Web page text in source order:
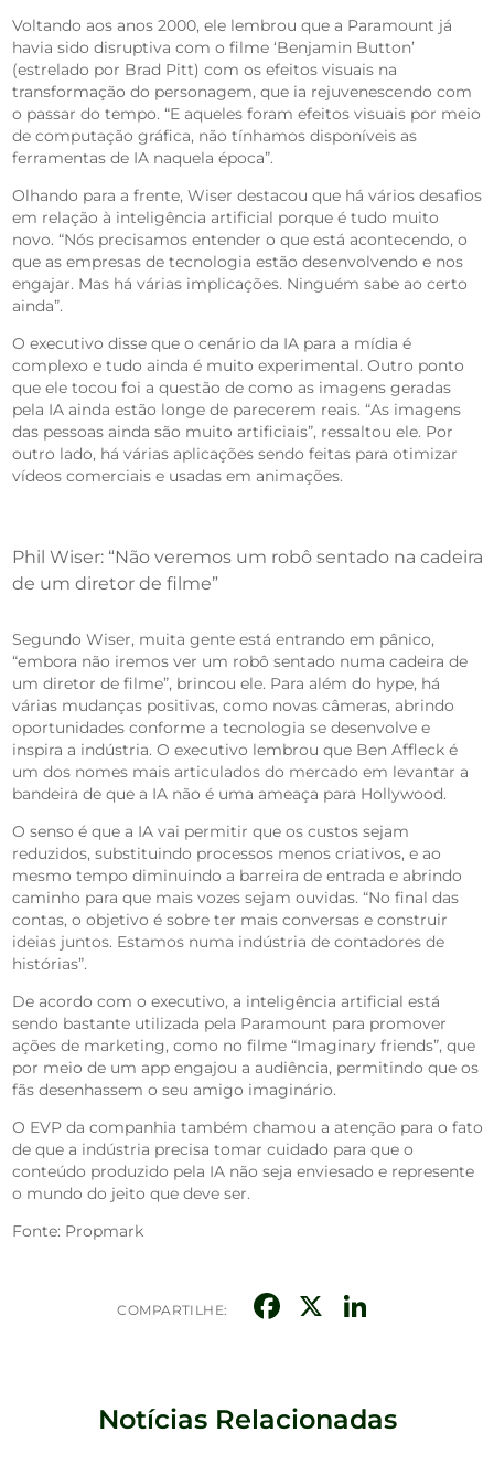
Voltando aos anos 2000, ele lembrou que a Paramount já
havia sido disruptiva com o filme ‘Benjamin Button’
(estrelado por Brad Pitt) com os efeitos visuais na
transformação do personagem, que ia rejuvenescendo com
o passar do tempo. “E aqueles foram efeitos visuais por meio
de computação gráfica, não tínhamos disponíveis as
ferramentas de IA naquela época”.
Olhando para a frente, Wiser destacou que há vários desafios
em relação à inteligência artificial porque é tudo muito
novo. “Nós precisamos entender o que está acontecendo, o
que as empresas de tecnologia estão desenvolvendo e nos
engajar. Mas há várias implicações. Ninguém sabe ao certo
ainda”.
O executivo disse que o cenário da IA para a mídia é
complexo e tudo ainda é muito experimental. Outro ponto
que ele tocou foi a questão de como as imagens geradas
pela IA ainda estão longe de parecerem reais. “As imagens
das pessoas ainda são muito artificiais”, ressaltou ele. Por
outro lado, há várias aplicações sendo feitas para otimizar
vídeos comerciais e usadas em animações.
Phil Wiser: “Não veremos um robô sentado na cadeira
de um diretor de filme”
Segundo Wiser, muita gente está entrando em pânico,
“embora não iremos ver um robô sentado numa cadeira de
um diretor de filme”, brincou ele. Para além do hype, há
várias mudanças positivas, como novas câmeras, abrindo
oportunidades conforme a tecnologia se desenvolve e
inspira a indústria. O executivo lembrou que Ben Affleck é
um dos nomes mais articulados do mercado em levantar a
bandeira de que a IA não é uma ameaça para Hollywood.
O senso é que a IA vai permitir que os custos sejam
reduzidos, substituindo processos menos criativos, e ao
mesmo tempo diminuindo a barreira de entrada e abrindo
caminho para que mais vozes sejam ouvidas. “No final das
contas, o objetivo é sobre ter mais conversas e construir
ideias juntos. Estamos numa indústria de contadores de
histórias”.
De acordo com o executivo, a inteligência artificial está
sendo bastante utilizada pela Paramount para promover
ações de marketing, como no filme “Imaginary friends”, que
por meio de um app engajou a audiência, permitindo que os
fãs desenhassem o seu amigo imaginário.
O EVP da companhia também chamou a atenção para o fato
de que a indústria precisa tomar cuidado para que o
conteúdo produzido pela IA não seja enviesado e represente
o mundo do jeito que deve ser.
Fonte: Propmark
COMPARTILHE: Facebook
X
Notícias Relacionadas